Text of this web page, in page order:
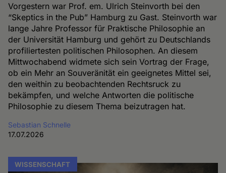
Vorgestern war Prof. em. Ulrich Steinvorth bei den
“Skeptics in the Pub” Hamburg zu Gast. Steinvorth war
lange Jahre Professor für Praktische Philosophie an
der Universität Hamburg und gehört zu Deutschlands
profiliertesten politischen Philosophen. An diesem
Mittwochabend widmete sich sein Vortrag der Frage,
ob ein Mehr an Souveränität ein geeignetes Mittel sei,
den weithin zu beobachtenden Rechtsruck zu
bekämpfen, und welche Antworten die politische
Philosophie zu diesem Thema beizutragen hat.
Sebastian Schnelle
17.07.2026
WISSENSCHAFT